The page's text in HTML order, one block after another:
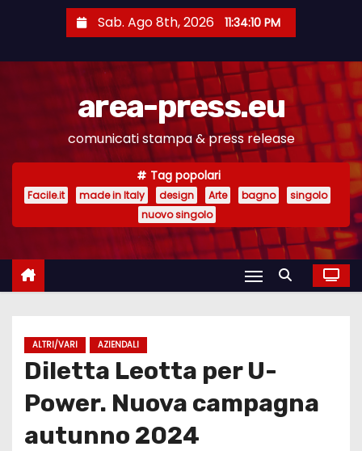
e
Sab. Ago 8th, 2026 11:34:10 PM
area-press.eu
comunicati stampa & press release
Tag popolari
Facile.it made in Italy design Arte bagno
singolo
nuovo singolo
ALTRI/VARI AZIENDALI
Diletta Leotta per U-
Power. Nuova campagna
autunno 2024